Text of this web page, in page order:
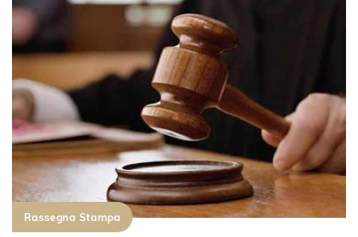
Rassegna Stampa